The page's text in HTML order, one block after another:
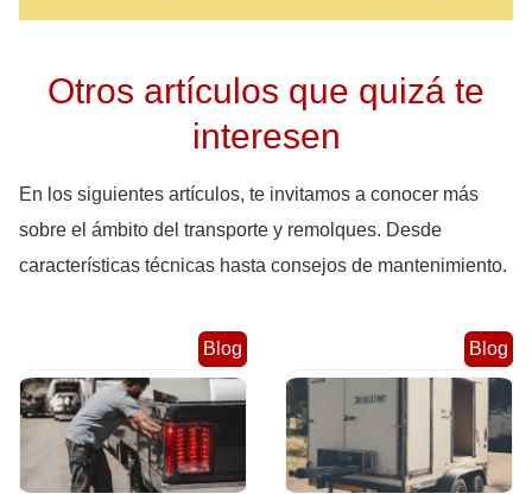
Otros artículos que quizá te
interesen
En los siguientes artículos, te invitamos a conocer más
sobre el ámbito del transporte y remolques. Desde
características técnicas hasta consejos de mantenimiento.
Blog Blog